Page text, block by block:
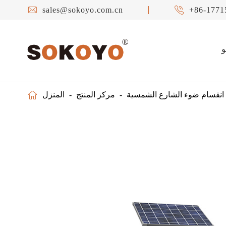
 sales@sokoyo.com.cn  +86-
 المنزل مركز المنتج انقسام ضوء الشارع الشمسية